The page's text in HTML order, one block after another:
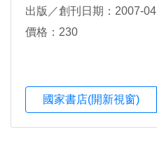
出版／創刊日期：2007-04
價格：230
國家書店(開新視窗)